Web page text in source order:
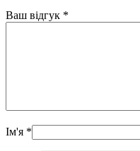
Ваш відгук *
Ім'я *